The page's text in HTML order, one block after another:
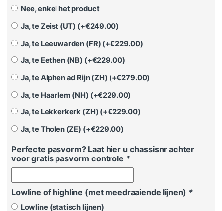
Nee, enkel het product
Ja, te Zeist (UT) (+€249.00)
Ja, te Leeuwarden (FR) (+€229.00)
Ja, te Eethen (NB) (+€229.00)
Ja, te Alphen ad Rijn (ZH) (+€279.00)
Ja, te Haarlem (NH) (+€229.00)
Ja, te Lekkerkerk (ZH) (+€229.00)
Ja, te Tholen (ZE) (+€229.00)
Perfecte pasvorm? Laat hier u chassisnr achter
voor gratis pasvorm controle *
Lowline of highline (met meedraaiende lijnen) *
Lowline (statisch lijnen)